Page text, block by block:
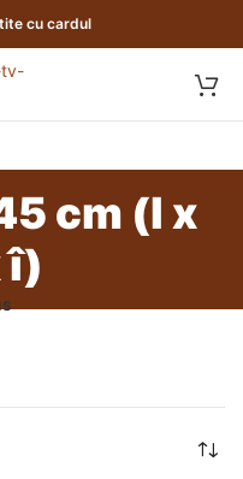
cu cardul
cm (l x
î)